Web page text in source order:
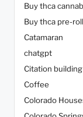
Buy thca
Buy thca pre-
Catamaran
chatgpt
Citation building
Coffee
Colorado